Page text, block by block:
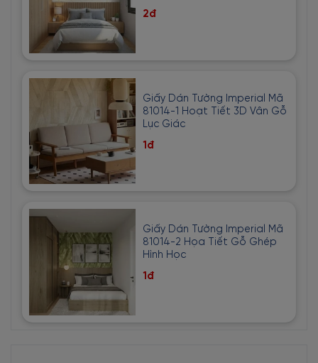
2đ
Giấy Dán Tường Imperial Mã
81014-1 Hoạt Tiết 3D Vân Gỗ
Lục Giác
1đ
Giấy Dán Tường Imperial Mã
81014-2 Họa Tiết Gỗ Ghép
Hình Học
1đ